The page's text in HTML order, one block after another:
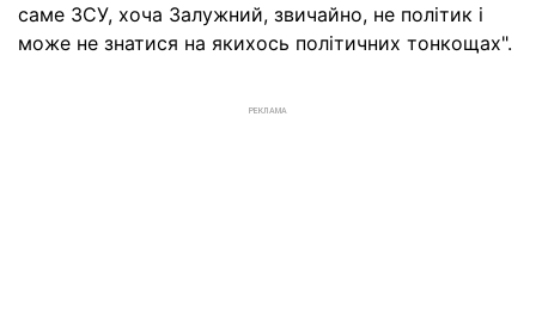
саме ЗСУ, хоча Залужний, звичайно, не політик і
може не знатися на якихось політичних тонкощах".
РЕКЛАМА